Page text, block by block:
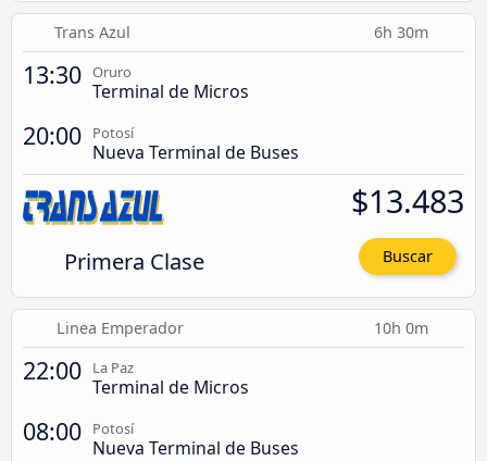
Trans Azul 6h 30m
13:30 Oruro
Terminal de Micros
20:00 Potosí
Nueva Terminal de Buses
Primera Clase
$13.483
Buscar
Linea Emperador 10h 0m
22:00 La Paz
Terminal de Micros
08:00 Potosí
Nueva Terminal de Buses